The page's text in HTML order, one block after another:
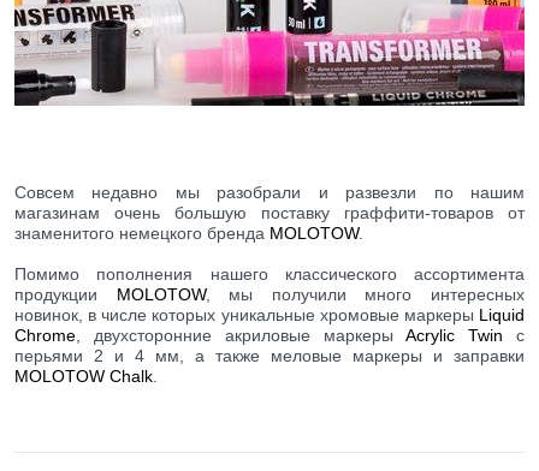
Совсем недавно мы разобрали и развезли по нашим
магазинам очень большую поставку граффити-товаров от
знаменитого немецкого бренда MOLOTOW.
Помимо пополнения нашего классического ассортимента
продукции MOLOTOW, мы получили много интересных
новинок, в числе которых уникальные хромовые маркеры Liquid
Chrome , двухсторонние акриловые маркерыAcrylic Twin с
перьями 2 и 4 мм, а также меловые маркеры и заправки
MOLOTOW Chalk